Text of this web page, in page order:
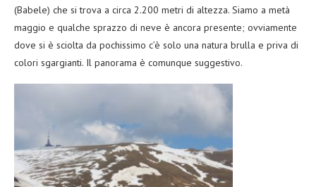
(Babele) che si trova a circa 2.200 metri di altezza. Siamo a metà
maggio e qualche sprazzo di neve è ancora presente; ovviamente
dove si è sciolta da pochissimo c’è solo una natura brulla e priva di
colori sgargianti. Il panorama è comunque suggestivo.